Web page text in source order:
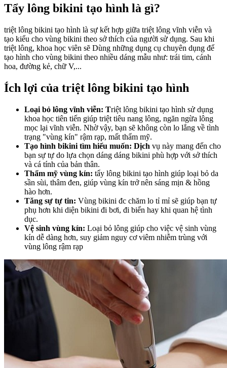
Tẩy lông bikini tạo hình là gì?
triệt lông bikini tạo hình là sự kết hợp giữa triệt lông vĩnh viễn và
tạo kiểu cho vùng bikini theo sở thích của người sử dụng. Sau khi
triệt lông, khoa học viên sẽ Dùng những dụng cụ chuyên dụng để
tạo hình cho vùng bikini theo nhiều dáng mẫu như: trái tim, cánh
hoa, đường kẻ, chữ V,...
Ích lợi của triệt lông bikini tạo hình
Loại bỏ lông vĩnh viễn: Triệt lông bikini tạo hình sử dụng
khoa học tiên tiến giúp triệt tiêu nang lông, ngăn ngừa lông
mọc lại vĩnh viễn. Nhờ vậy, bạn sẽ không còn lo lắng về tình
trạng "vùng kín" rậm rạp, mất thẩm mỹ.
Tạo hình bikini tìm hiểu muốn: Dịch vụ này mang đến cho
bạn sự tự do lựa chọn dáng dáng bikini phù hợp với sở thích
và cá tính của bản thân.
Thẩm mỹ vùng kín: tẩy lông bikini tạo hình giúp loại bỏ da
sần sùi, thâm đen, giúp vùng kín trở nên sáng mịn & hồng
hào hơn.
Tăng sự tự tin: Vùng bikini đc chăm lo tỉ mỉ sẽ giúp bạn tự
phụ hơn khi diện bikini đi bơi, đi biển hay khi quan hệ tình
dục.
Vệ sinh vùng kín: Loại bỏ lông giúp cho việc vệ sinh vùng
kín dễ dàng hơn, suy giảm nguy cơ viêm nhiễm trùng với
vùng lông rậm rạp